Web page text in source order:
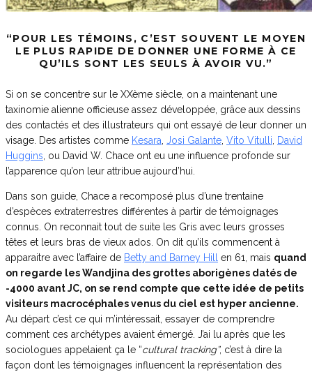
“POUR LES TÉMOINS, C’EST SOUVENT LE MOYEN
LE PLUS RAPIDE DE DONNER UNE FORME À CE
QU’ILS SONT LES SEULS À AVOIR VU.”
Si on se concentre sur le XXème siècle, on a maintenant une
taxinomie alienne officieuse assez développée, grâce aux dessins
des contactés et des illustrateurs qui ont essayé de leur donner un
visage. Des artistes comme Kesara Josi Galante Vito Vitulli David
Huggins , ou David W. Chace ont eu une influence profonde sur
l’apparence qu’on leur attribue aujourd’hui.
Dans son guide, Chace a recomposé plus d’une trentaine
d’espèces extraterrestres différentes à partir de témoignages
connus. On reconnait tout de suite les Gris avec leurs grosses
têtes et leurs bras de vieux ados. On dit qu’ils commencent à
apparaitre avec l’affaire de Betty and Barney Hill en 61, mais quand
on regarde les Wandjina des grottes aborigènes datés de
-4000 avant JC, on se rend compte que cette idée de petits
visiteurs macrocéphales venus du ciel est hyper ancienne.
Au départ c’est ce qui m’intéressait, essayer de comprendre
comment ces archétypes avaient émergé. J’ai lu après que les
sociologues appelaient ça le “cultural tracking”, c’est à dire la
façon dont les témoignages influencent la représentation des